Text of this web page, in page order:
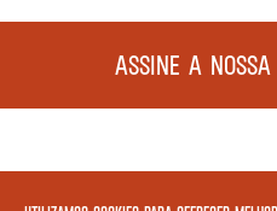
ASSINE A NOSSA